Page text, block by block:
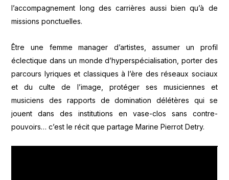
l’accompagnement long des carrières aussi bien qu’à de
missions ponctuelles.
Être une femme manager d’artistes, assumer un profil
éclectique dans un monde d’hyperspécialisation, porter des
parcours lyriques et classiques à l’ère des réseaux sociaux
et du culte de l’image, protéger ses musiciennes et
musiciens des rapports de domination délétères qui se
jouent dans des institutions en vase-clos sans contre-
pouvoirs… c’est le récit que partage Marine Pierrot Detry.